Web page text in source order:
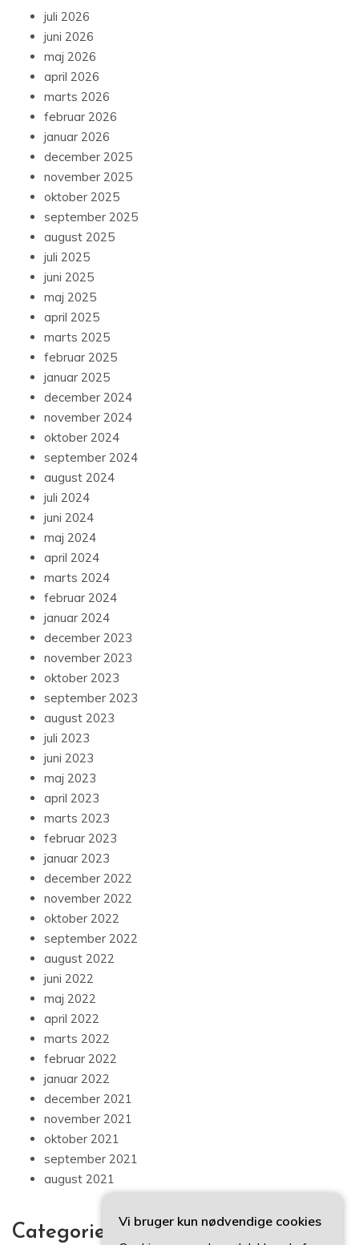
juli 2026
juni 2026
maj 2026
april 2026
marts 2026
februar 2026
januar 2026
december 2025
november 2025
oktober 2025
september 2025
august 2025
juli 2025
juni 2025
maj 2025
april 2025
marts 2025
februar 2025
januar 2025
december 2024
november 2024
oktober 2024
september 2024
august 2024
juli 2024
juni 2024
maj 2024
april 2024
marts 2024
februar 2024
januar 2024
december 2023
november 2023
oktober 2023
september 2023
august 2023
juli 2023
juni 2023
maj 2023
april 2023
marts 2023
februar 2023
januar 2023
december 2022
november 2022
oktober 2022
september 2022
august 2022
juni 2022
maj 2022
april 2022
marts 2022
februar 2022
januar 2022
december 2021
november 2021
oktober 2021
september 2021
august 2021
Categories
Vi bruger kun nødvendige cookies